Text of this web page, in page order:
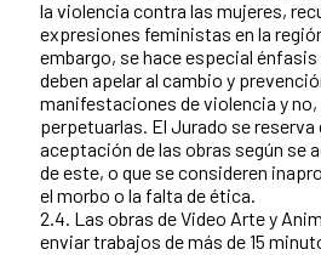
la violencia contra las mujeres,
expresiones feministas en la
embargo, se hace especial
deben apelar al cambio y
manifestaciones de violencia y
perpetuarlas. El Jurado se reserva
aceptación de las obras según se
de este, o que se consideren
el morbo o la falta de ética.
2.4. Las obras de Video Arte y
enviar trabajos de más de 15